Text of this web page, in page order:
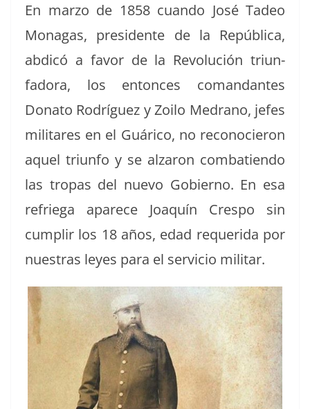
En mar­zo de 1858 cuan­do José Tadeo
Mon­a­gas, pres­i­dente de la Repúbli­ca,
abdicó a favor de la Rev­olu­ción tri­un­
fado­ra, los entonces coman­dantes
Dona­to Rodríguez y Zoi­lo Medra­no, jefes
mil­itares en el Guári­co, no reconocieron
aquel tri­un­fo y se alzaron com­bat­ien­do
las tropas del nue­vo Gob­ier­no. En esa
refr­ie­ga aparece Joaquín Cre­spo sin
cumplir los 18 años, edad requeri­da por
nues­tras leyes para el ser­vi­cio militar.